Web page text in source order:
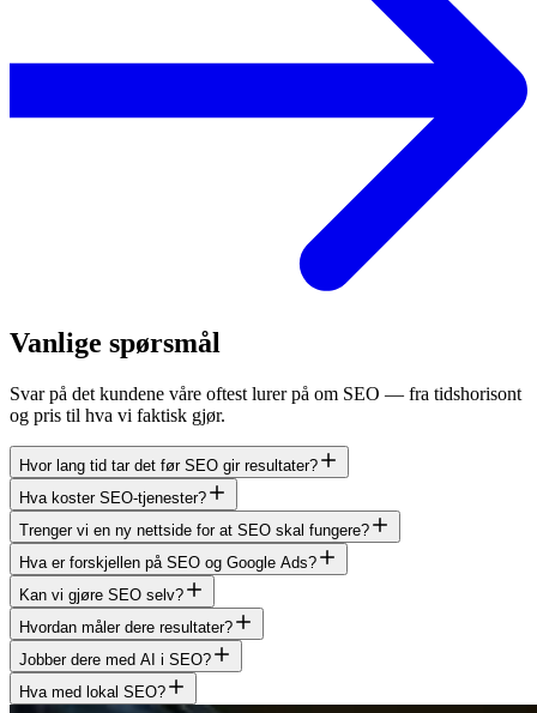
Vanlige spørsmål
Svar på det kundene våre oftest lurer på om SEO — fra tidshorisont
og pris til hva vi faktisk gjør.
Hvor lang tid tar det før SEO gir resultater?
Hva koster SEO-tjenester?
Trenger vi en ny nettside for at SEO skal fungere?
Hva er forskjellen på SEO og Google Ads?
Kan vi gjøre SEO selv?
Hvordan måler dere resultater?
Jobber dere med AI i SEO?
Hva med lokal SEO?